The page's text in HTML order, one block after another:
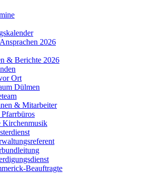
2026
& Berichte 2026
Ort
Dülmen
& Mitarbeiter
Kirchenmusik
Beauftragte